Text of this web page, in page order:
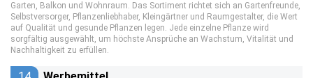
Garten, Balkon und Wohnraum. Das Sortiment richtet sich an Gartenfreunde,
Selbstversorger, Pflanzenliebhaber, Kleingärtner und Raumgestalter, die Wert
auf Qualität und gesunde Pflanzen legen. Jede einzelne Pflanze wird
sorgfältig ausgewählt, um höchste Ansprüche an Wachstum, Vitalität und
Nachhaltigkeit zu erfüllen.